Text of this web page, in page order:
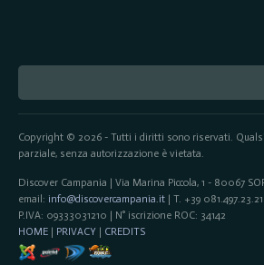
Copyright © 2026 - Tutti i diritti sono riservati.
parziale, senza autorizzazione è vietata.
Discover Campania | Via Marina Piccola, 1 - 80067
email: info@discovercampania.it| T. +39 081.497.23.21
P.IVA: 09333031210 | N° iscrizione ROC: 34142
HOME| PRIVACY | CREDITS